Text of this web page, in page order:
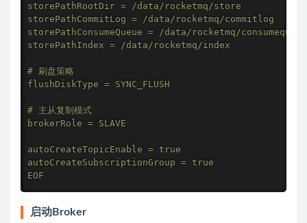
storePathRootDir = /data/rocketmq/store
storePathCommitLog = /data/rocketmq/commitlog
storePathConsumeQueue = /data/rocketmq/consumequeue
storePathIndex = /data/rocketmq/index
# 刷盘策略
flushDiskType = SYNC_FLUSH
# 主从复制模式
brokerRole = SLAVE
autoCreateTopicEnable = true
autoCreateSubscriptionGroup = true
EOF
启动Broker